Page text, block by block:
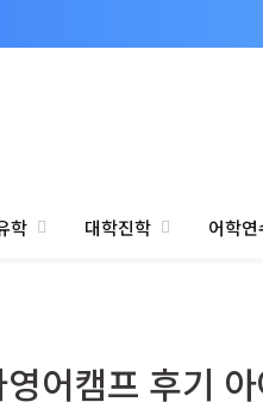
학 대학진학 어학연
어캠프 후기